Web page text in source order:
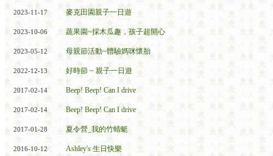
2023-11-17 麥克田園親子一日遊
2023-10-06 蔬果園~採木瓜趣，孩子超開心
2023-05-12 母親節活動~體驗媽咪懷胎
2022-12-13 好時節 ~ 親子一日遊
2017-02-14 Beep! Beep! Can I drive
2017-02-14 Beep! Beep! Can I drive
2017-01-28 夏令營_我的竹蜻蜓
2016-10-12 Ashley's 生日快樂